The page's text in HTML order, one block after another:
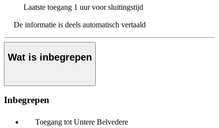
Laatste toegang 1 uur voor sluitingstijd
De informatie is deels automatisch vertaald
Wat is inbegrepen
Inbegrepen
Toegang tot Untere Belvedere